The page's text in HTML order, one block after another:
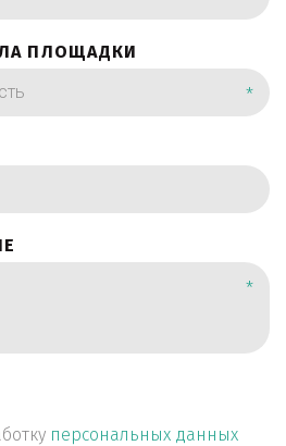
ПЛОЩАДКИ
*
*
персональных данных